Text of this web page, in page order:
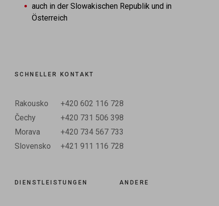
auch in der Slowakischen Republik und in
Österreich
SCHNELLER KONTAKT
Rakousko
+420 602 116 728
Čechy
+420 731 506 398
Morava
+420 734 567 733
Slovensko
+421 911 116 728
DIENSTLEISTUNGEN ANDERE